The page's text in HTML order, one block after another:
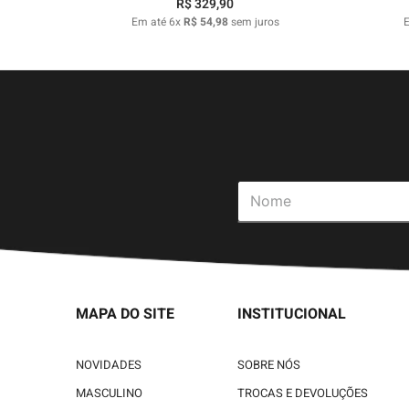
R$329,90
Em até6xR$ 54,98sem juros
MAPA DO SITE
NOVIDADES
MASCULINO
INSTITUCIONAL
SOBRE NÓS
TROCAS E DEVOLUÇÕES